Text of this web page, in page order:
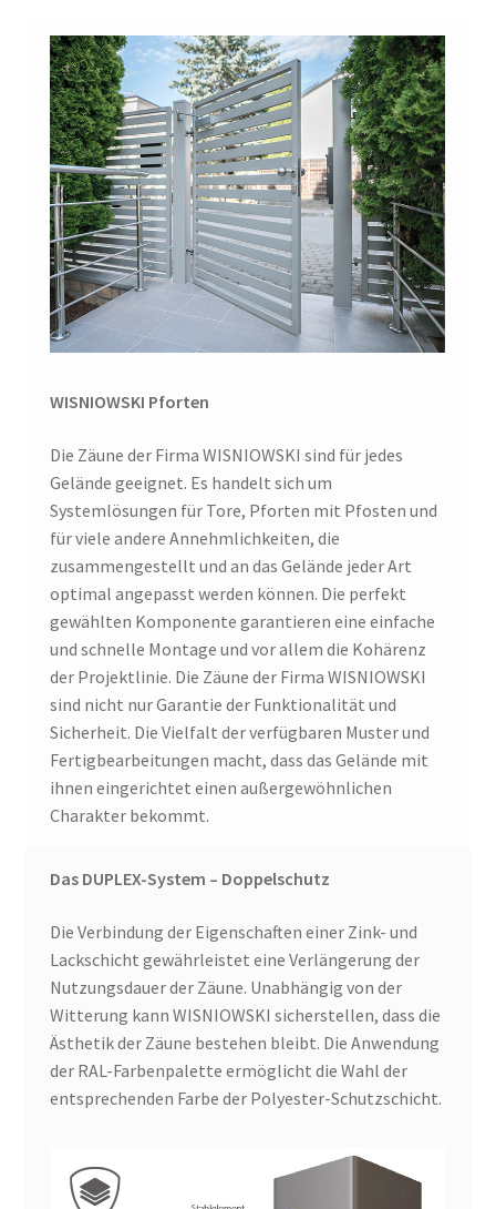
WISNIOWSKI Pforten
Die Zäune der Firma WISNIOWSKI sind für jedes
Gelände geeignet. Es handelt sich um
Systemlösungen für Tore, Pforten mit Pfosten und
für viele andere Annehmlichkeiten, die
zusammengestellt und an das Gelände jeder Art
optimal angepasst werden können. Die perfekt
gewählten Komponente garantieren eine einfache
und schnelle Montage und vor allem die Kohärenz
der Projektlinie. Die Zäune der Firma WISNIOWSKI
sind nicht nur Garantie der Funktionalität und
Sicherheit. Die Vielfalt der verfügbaren Muster und
Fertigbearbeitungen macht, dass das Gelände mit
ihnen eingerichtet einen außergewöhnlichen
Charakter bekommt.
Das DUPLEX-System – Doppelschutz
Die Verbindung der Eigenschaften einer Zink- und
Lackschicht gewährleistet eine Verlängerung der
Nutzungsdauer der Zäune. Unabhängig von der
Witterung kann WISNIOWSKI sicherstellen, dass die
Ästhetik der Zäune bestehen bleibt. Die Anwendung
der RAL-Farbenpalette ermöglicht die Wahl der
entsprechenden Farbe der Polyester-Schutzschicht.